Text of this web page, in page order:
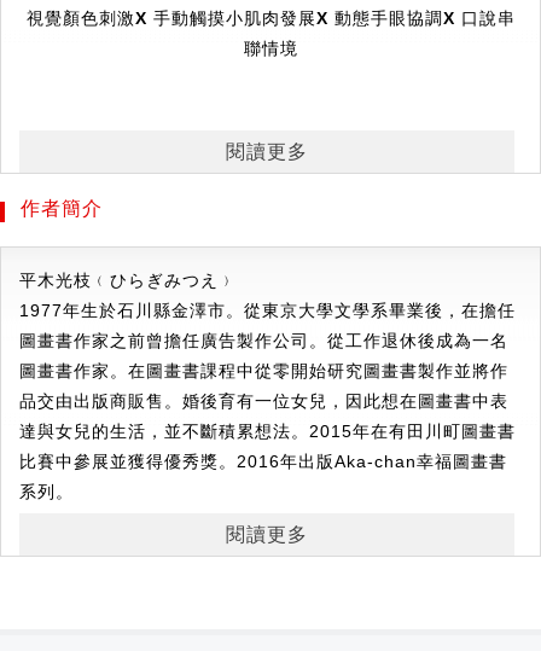
視覺顏色刺激Χ 手動觸摸小肌肉發展Χ 動態手眼協調Χ 口說串
聯情境
歡迎光臨！今天你想開什麼店呢？
開一間花店，收集各種顏色的美麗花朵！
開一間餐廳，滋滋滋煎出熱騰騰的漢堡排！
從商品到店內細節，仔細呈現每一間店鋪的特色，
讓寶貝在遊戲中體驗不同職業的樂趣！
玩，是孩子最重要的自主學習！
讓寶寶從遊戲中探索，刺激多感官學習，重複多次練習，
促進寶寶全腦開發的黃金生長期。
寶寶腦力發展的階段順序：
第一階段0歲開始：利用對比色刺激大腦
閱讀更多
作者簡介
平木光枝﹙ひらぎみつえ﹚
1977年生於石川縣金澤市。從東京大學文學系畢業後，在擔任
圖畫書作家之前曾擔任廣告製作公司。從工作退休後成為一名
圖畫書作家。在圖畫書課程中從零開始研究圖畫書製作並將作
品交由出版商販售。婚後育有一位女兒，因此想在圖畫書中表
達與女兒的生活，並不斷積累想法。2015年在有田川町圖畫書
比賽中參展並獲得優秀獎。2016年出版Aka-chan幸福圖畫書
系列。
閱讀更多